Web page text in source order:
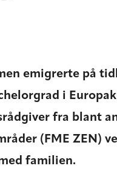
emigrerte på
i
fra blant
(FME ZEN)
familien.